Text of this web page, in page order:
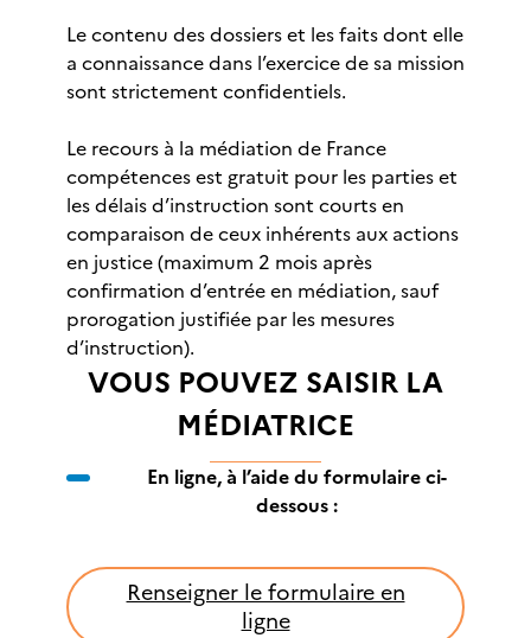
Le contenu des dossiers et les faits dont elle
a connaissance dans l’exercice de sa mission
sont strictement confidentiels.
Le recours à la médiation de France
compétences est gratuit pour les parties et
les délais d’instruction sont courts en
comparaison de ceux inhérents aux actions
en justice (maximum 2 mois après
confirmation d’entrée en médiation, sauf
prorogation justifiée par les mesures
d’instruction).
VOUS POUVEZ SAISIR LA
MÉDIATRICE
En ligne, à l’aide du formulaire ci-
dessous :
Renseigner le formulaire en
ligne